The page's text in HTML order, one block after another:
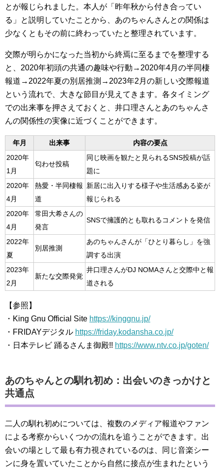
とが報じられました。本人が「昨年秋から付き合ってい
る」と説明していたことから、あのちゃんさんとの関係は
少なくともその前に終わっていたと整理されています。
交際が明らかになった当初から終焉に至るまでを整理する
と、2020年初頭の共通の趣味や行動→2020年4月の半同棲
報道→2022年夏の別居推測→2023年2月の新しい交際報道
という流れで、大きな節目が見えてきます。各タイミング
での出来事を押さえておくと、井口理さんとあのちゃんさ
んの関係性の実像に近づくことができます。
年月 出来事
内容の要点
2020年
1月
匂わせ投稿
同じ映画を観たと見られるSNS投稿が話
題に
2020年
4月
熱愛・半同棲報
道
新居に出入りする様子や生活感ある姿が
報じられる
2020年
4月
常田大希さんの
発言
SNSで擁護的とも取れるコメントを発信
2022年
夏
別居推測
あのちゃんさんが「ひとり暮らし」を強
調する出演
2023年
2月
新たな交際発覚
井口理さんがDJ NOMAさんと交際中と報
道される
【参照】
・King Gnu Official Site https://kinggnu.jp/
・FRIDAYデジタル https://friday.kodansha.co.jp/
・日本テレビ 踊るさんま御殿!! https://www.ntv.co.jp/goten/
あのちゃんとの馴れ初め：出会いのきっかけと
共通点
二人の馴れ初めについては、複数のメディア報道やファン
による考察からいくつかの流れを追うことができます。出
会いの場として最も有力視されているのは、同じ音楽シー
ンに身を置いていたことから自然に接点が生まれたという